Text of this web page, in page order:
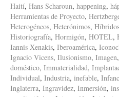
Haití, Hans Scharoun, happening,
Herramientas de Proyecto,
Heterogéneos, Heterónimos, Híbridos
Historiografía, Hormigón, HOTEL,
Iannis Xenakis, Iberoamérica,
Ignacio Vicens, Ilusionismo, Imagen,
doméstico, Immaterialidad,
Individual, Industria, inefable,
Inglaterra, Ingravidez, Inmersión,